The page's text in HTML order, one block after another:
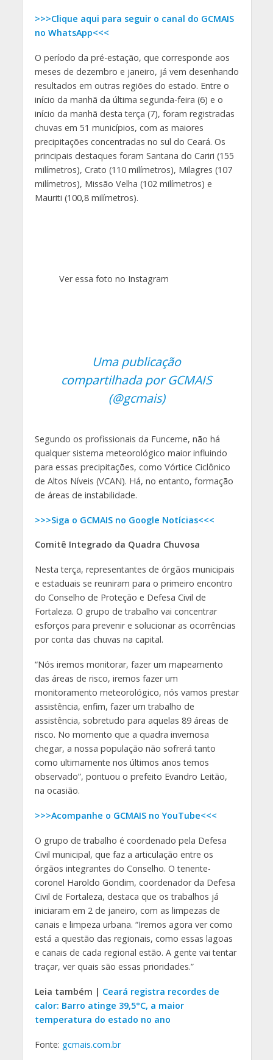
>>>Clique aqui para seguir o canal do GCMAIS
no WhatsApp<<<
O período da pré-estação, que corresponde aos
meses de dezembro e janeiro, já vem desenhando
resultados em outras regiões do estado. Entre o
início da manhã da última segunda-feira (6) e o
início da manhã desta terça (7), foram registradas
chuvas em 51 municípios, com as maiores
precipitações concentradas no sul do Ceará. Os
principais destaques foram Santana do Cariri (155
milímetros), Crato (110 milímetros), Milagres (107
milímetros), Missão Velha (102 milímetros) e
Mauriti (100,8 milímetros).
Ver essa foto no Instagram
Uma publicação
compartilhada por GCMAIS
(@gcmais)
Segundo os profissionais da Funceme, não há
qualquer sistema meteorológico maior influindo
para essas precipitações, como Vórtice Ciclônico
de Altos Níveis (VCAN). Há, no entanto, formação
de áreas de instabilidade.
>>>Siga o GCMAIS no Google Notícias<<<
Comitê Integrado da Quadra Chuvosa
Nesta terça, representantes de órgãos municipais
e estaduais se reuniram para o primeiro encontro
do Conselho de Proteção e Defesa Civil de
Fortaleza. O grupo de trabalho vai concentrar
esforços para prevenir e solucionar as ocorrências
por conta das chuvas na capital.
“Nós iremos monitorar, fazer um mapeamento
das áreas de risco, iremos fazer um
monitoramento meteorológico, nós vamos prestar
assistência, enfim, fazer um trabalho de
assistência, sobretudo para aquelas 89 áreas de
risco. No momento que a quadra invernosa
chegar, a nossa população não sofrerá tanto
como ultimamente nos últimos anos temos
observado”, pontuou o prefeito Evandro Leitão,
na ocasião.
>>>Acompanhe o GCMAIS no YouTube<<<
O grupo de trabalho é coordenado pela Defesa
Civil municipal, que faz a articulação entre os
órgãos integrantes do Conselho. O tenente-
coronel Haroldo Gondim, coordenador da Defesa
Civil de Fortaleza, destaca que os trabalhos já
iniciaram em 2 de janeiro, com as limpezas de
canais e limpeza urbana. “Iremos agora ver como
está a questão das regionais, como essas lagoas
e canais de cada regional estão. A gente vai tentar
traçar, ver quais são essas prioridades.”
Leia também | Ceará registra recordes de
calor: Barro atinge 39,5°C, a maior
temperatura do estado no ano
Fonte: gcmais.com.br